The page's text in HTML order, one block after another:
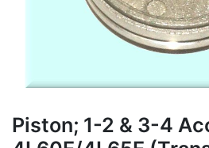
Piston; 1-2 & 3-4